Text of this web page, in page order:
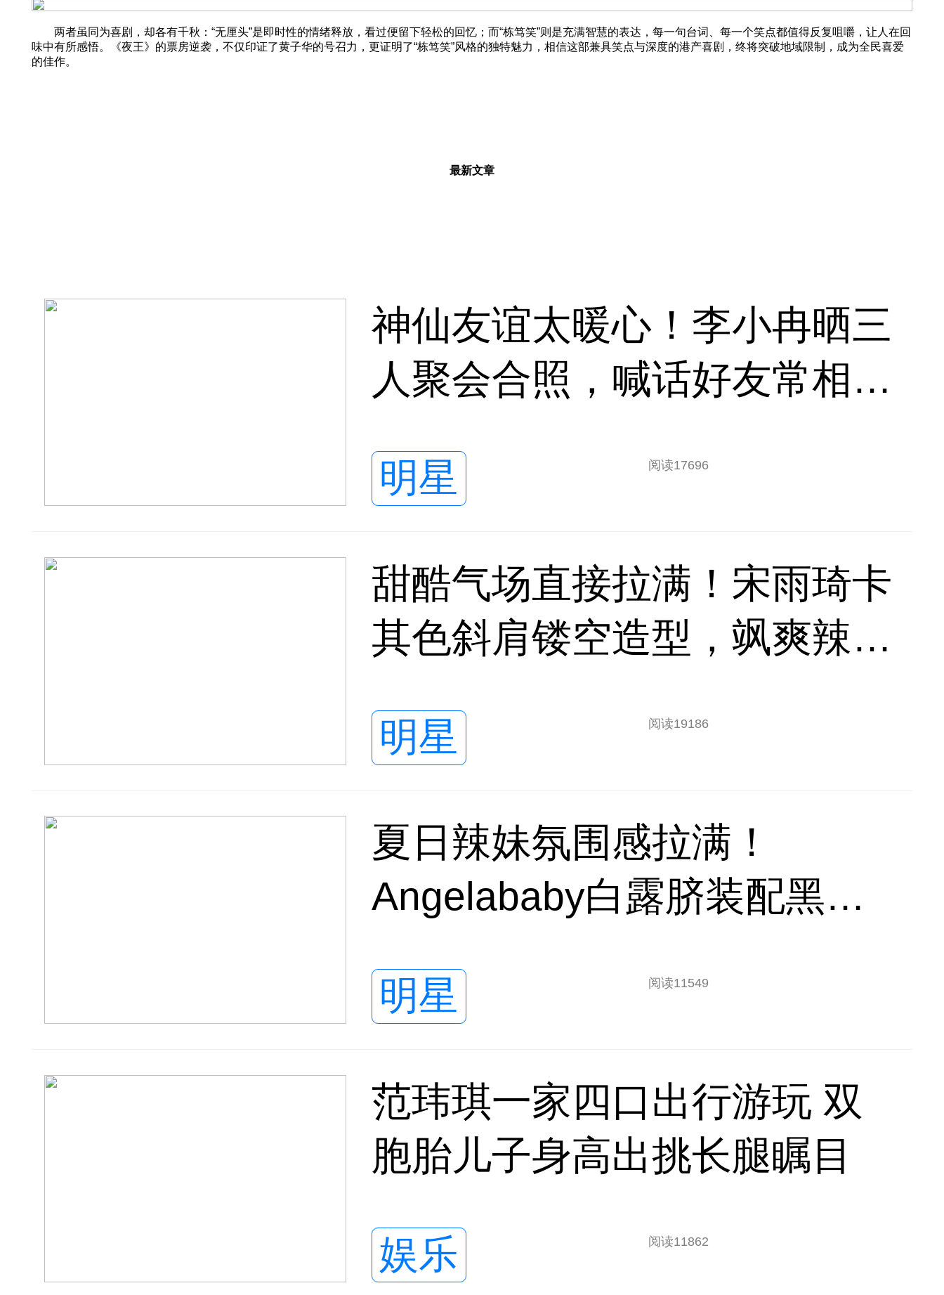
两者虽同为喜剧，却各有千秋：“无厘头”是即时性的情绪释放，看过便留下轻松的回忆；而“栋笃笑”则是充满智慧的表达，每一句台词、每一个笑点都值得反复咀嚼，让人在回
味中有所感悟。《夜王》的票房逆袭，不仅印证了黄子华的号召力，更证明了“栋笃笑”风格的独特魅力，相信这部兼具笑点与深度的港产喜剧，终将突破地域限制，成为全民喜爱
的佳作。
最新文章
神仙友谊太暖心！李小冉晒三
人聚会合照，喊话好友常相聚
明星 阅读17696
甜酷气场直接拉满！宋雨琦卡
其色斜肩镂空造型，飒爽辣妹
明星 阅读19186
夏日辣妹氛围感拉满！
Angelababy白露脐装配黑短
明星 阅读11549
范玮琪一家四口出行游玩 双
胞胎儿子身高出挑长腿瞩目
娱乐 阅读11862